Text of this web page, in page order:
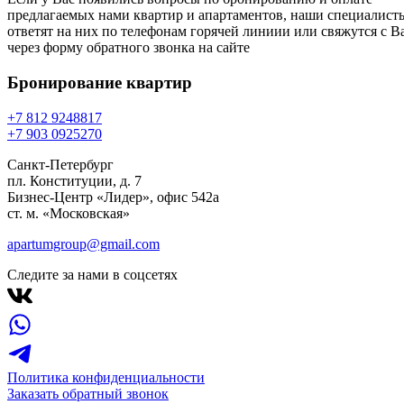
предлагаемых нами квартир и апартаментов, наши
ответят на них по телефонам горячей линиии или свяжутся с
через форму обратного звонка на сайте
Бронирование квартир
+7 812 9248817
+7 903 0925270
Санкт-Петербург
пл. Конституции, д. 7
Бизнес-Центр «Лидер», офис 542a
ст. м. «Московская»
apartumgroup@gmail.com
Следите за нами в соцсетях
Политика конфиденциальности
Заказать обратный звонок